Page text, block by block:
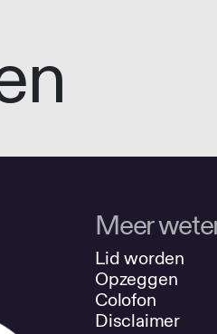
Meer
Lid worden
Opzeggen
Colofon
Disclaimer